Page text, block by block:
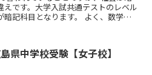
です。大学入試共通テストのレベル
となります。 よく、数学の
県中学校受験【女子校】